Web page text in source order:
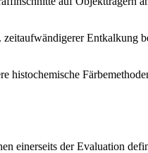
Entkalkung
einerseits der Evaluation